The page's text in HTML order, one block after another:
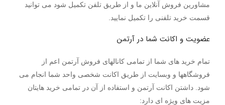
مشاورین فروش آنلاین ما و از طریق تلفن تکمیل شود می توانید
قسمت خرید تلفنی را تکمیل نمایید.
عضویت و اکانت شما در آرتمن
تمام خرید های شما از تمامی کانالهای فروش آرتمن اعم از
فروشگاهها و وبسایت از طریق اکانت شخصی واحد شما انجام می
شود. داشتن اکانت آرتمن و استفاده از آن در تمامی خرید هایتان
مزیت های ویژه ای دارد: